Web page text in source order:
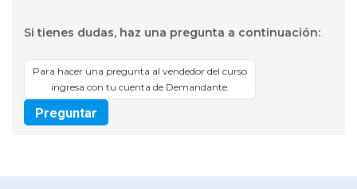
Si tienes dudas, haz una pregunta a continuación:
Para hacer una pregunta al vendedor del curso
ingresa con tu cuenta de Demandante.
Preguntar